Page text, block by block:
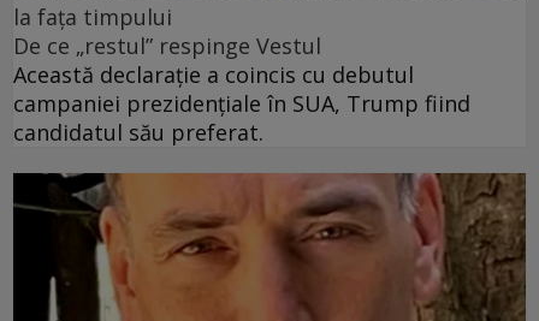
la fața timpului
De ce „restul” respinge Vestul
Această declarație a coincis cu debutul
campaniei prezidențiale în SUA, Trump fiind
candidatul său preferat.